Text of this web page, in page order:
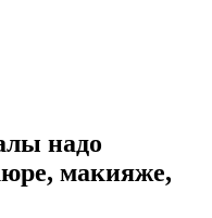
надо
макияже,